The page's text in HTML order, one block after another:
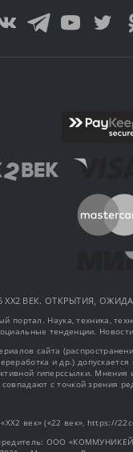
XX2 ВЕК. ОТКРЫТИЯ,
портал. Наука, техника,
тенденции.
сайта
и др.) допускается
гиперссылки. Мнения
совпадают с точкой зрения
век» («22 век», https://
OOO